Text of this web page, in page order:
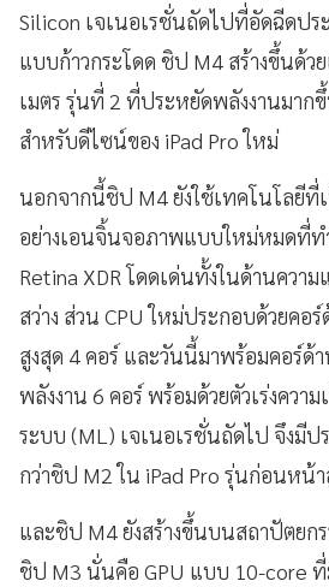
Silicon เจเนอเรชั่นถัดไปที่อัดฉีดป
แบบก้าวกระโดด ชิป M4 สร้างขึ้นด้ว
เมตร รุ่นที่ 2 ที่ประหยัดพลังงานมากขึ้
สำหรับดีไซน์ของ iPad Pro ใหม่
นอกจากนี้ชิป M4 ยังใช้เทคโนโลยีที่
อย่างเอนจิ้นจอภาพแบบใหม่หมดที่
Retina XDR โดดเด่นทั้งในด้านควา
สว่าง ส่วน CPU ใหม่ประกอบด้วยคอ
สูงสุด 4 คอร์ และวันนี้มาพร้อมคอร์ด้
พลังงาน 6 คอร์ พร้อมด้วยตัวเร่งความ
ระบบ (ML) เจเนอเรชั่นถัดไป จึงมีป
กว่าชิป M2 ใน iPad Pro รุ่นก่อนหน้า
และชิป M4 ยังสร้างขึ้นบนสถาปัตยกร
ชิป M3 นั่นคือ GPU แบบ 10-core